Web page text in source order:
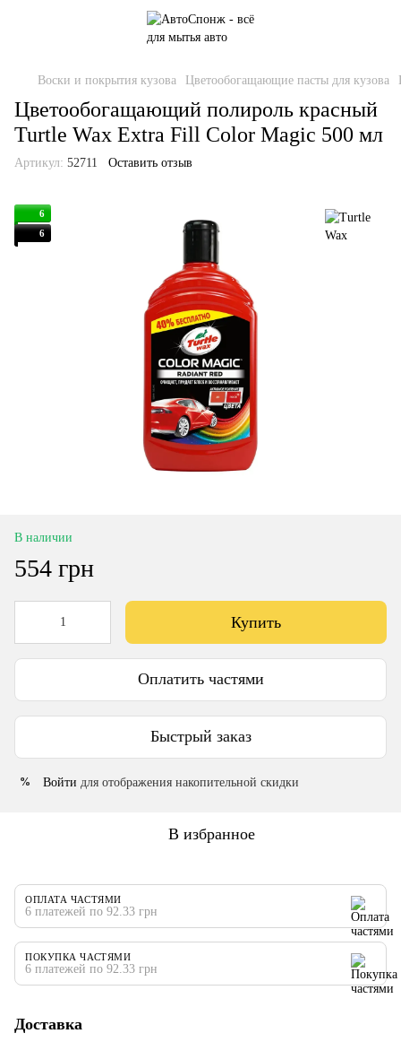
Воски и покрытия кузова Цветообогащающие пасты для кузова
Цветообогащающий полироль красный
Turtle Wax Extra Fill Color Magic 500 мл
Артикул: 52711 Оставить отзыв
6
6
В наличии
554 грн
Купить
Оплатить частями
Быстрый заказ
% Войти для отображения накопительной скидки
В избранное
ОПЛАТА ЧАСТЯМИ
6 платежей по 92.33 грн
ПОКУПКА ЧАСТЯМИ
6 платежей по 92.33 грн
Доставка